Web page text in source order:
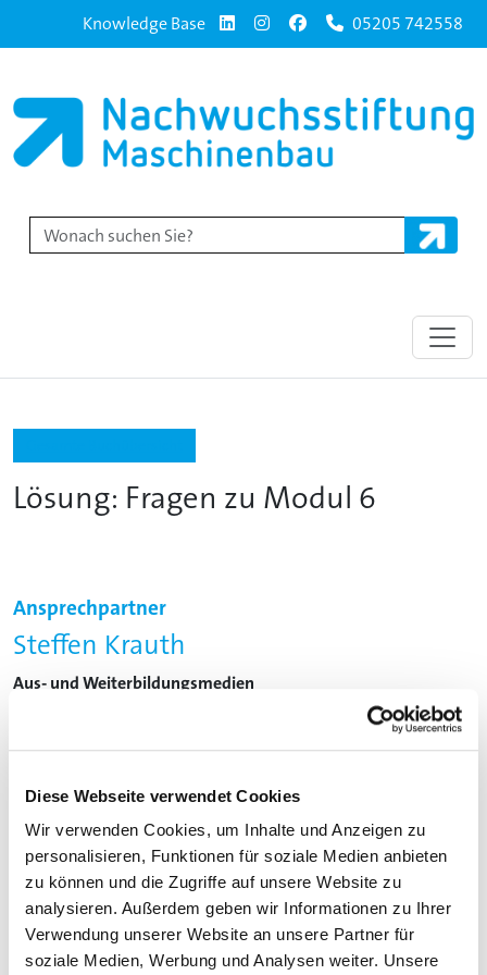
Diese Webseite verwendet Cookies
Wir verwenden Cookies, um Inhalte und Anzeigen zu
personalisieren, Funktionen für soziale Medien anbieten
zu können und die Zugriffe auf unsere Website zu
analysieren. Außerdem geben wir Informationen zu Ihrer
Verwendung unserer Website an unsere Partner für
soziale Medien, Werbung und Analysen weiter. Unsere
Knowledge Base 05205 742558
Lösung: Fragen zu Modul 6
Ansprechpartner
Steffen Krauth
Aus- und Weiterbildungsmedien